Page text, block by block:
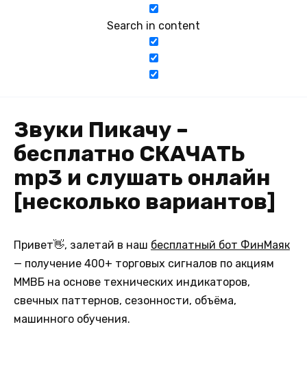
Search in content
Звуки Пикачу –
бесплатно СКАЧАТЬ
mp3 и слушать онлайн
[несколько вариантов]
Привет👋, залетай в наш бесплатный бот ФинМаяк
— получение 400+ торговых сигналов по акциям
ММВБ на основе технических индикаторов,
свечных паттернов, сезонности, объёма,
машинного обучения.